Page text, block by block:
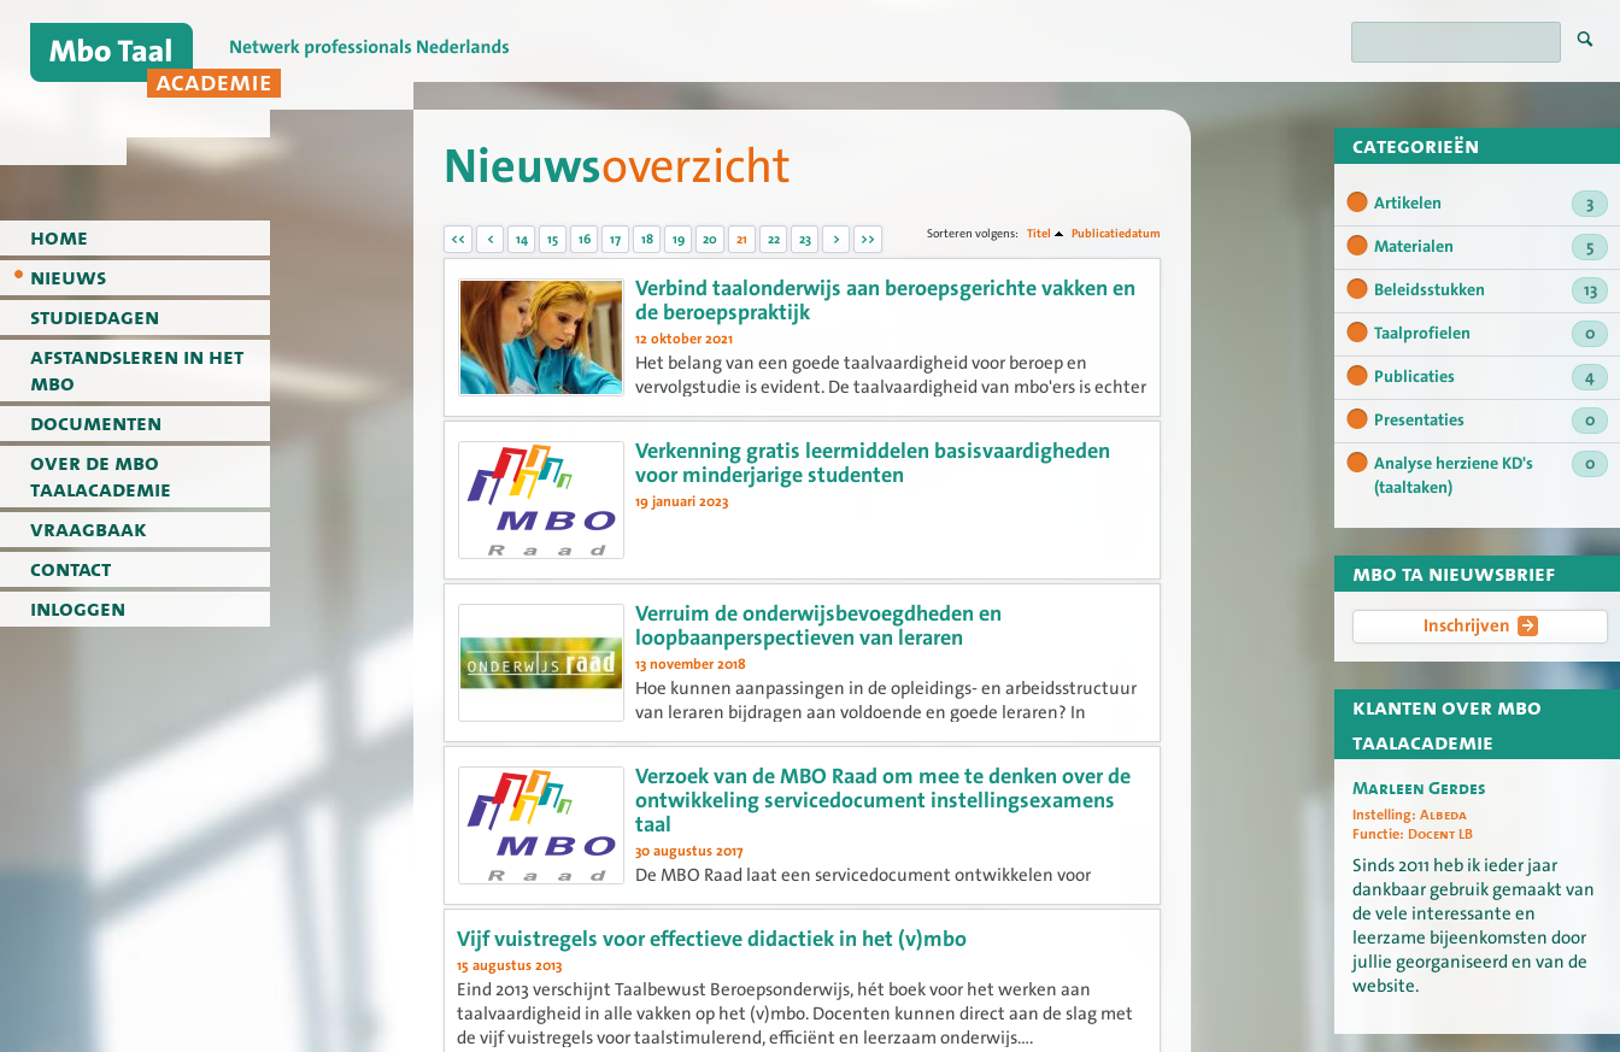
home
nieuws
studiedagen
afstandsleren in het
mbo
documenten
over de mbo
taalacademie
vraagbaak
contact
inloggen
categorieën
Artikelen
3
Materialen
5
Beleidsstukken
13
Taalprofielen
0
Publicaties
4
Presentaties
0
Analyse herziene KD's
(taaltaken)
0
mbo ta nieuwsbrief
Inschrijven
klanten over mbo
taalacademie
Marleen Gerdes
Instelling: Albeda
Functie: Docent LB
Sinds 2011 heb ik ieder jaar
dankbaar gebruik gemaakt van
de vele interessante en
leerzame bijeenkomsten door
jullie georganiseerd en van de
website.
Nieuwsoverzicht
<< < 14 15 16 17 18 19 20 21 22 23 > >> Sorteren volgens: Titel Publicatiedatum
Verbind taalonderwijs aan beroepsgerichte vakken en
de beroepspraktijk
12 oktober 2021
Het belang van een goede taalvaardigheid voor beroep en
vervolgstudie is evident. De taalvaardigheid van mbo'ers is echter
al lange tijd een punt van zorg. Hoe brengen we hier verandering
in? Hoe motiveren we studenten weer voor taalonderwijs?
Verkenning gratis leermiddelen basisvaardigheden
voor minderjarige studenten
19 januari 2023
Verruim de onderwijsbevoegdheden en
loopbaanperspectieven van leraren
13 november 2018
Hoe kunnen aanpassingen in de opleidings- en arbeidsstructuur
van leraren bijdragen aan voldoende en goede leraren? In
antwoord op deze vraag van de Tweede Kamer komt de
Onderwijsraad met het advies 'Ruim baan voor leraren. Een
nieuw perspectief op...
Verzoek van de MBO Raad om mee te denken over de
ontwikkeling servicedocument instellingsexamens
taal
30 augustus 2017
De MBO Raad laat een servicedocument ontwikkelen voor
examinering binnen route 2 voor Nederlands en Engels. Dit
servicedocument maakt het mogelijk dat scholen zelf, op basis
van collectieve afspraken, (generieke) instellingexamens
Vijf vuistregels voor effectieve didactiek in het (v)mbo
15 augustus 2013
Eind 2013 verschijnt Taalbewust Beroepsonderwijs, hét boek voor het werken aan
taalvaardigheid in alle vakken op het (v)mbo. Docenten kunnen direct aan de slag met
de vijf vuistregels voor taalstimulerend, efficiënt en leerzaam onderwijs....